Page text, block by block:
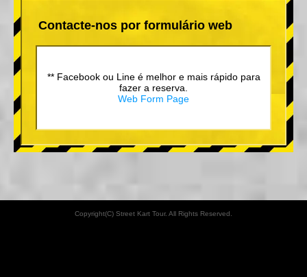
Contacte-nos por formulário web
** Facebook ou Line é melhor e mais rápido para
fazer a reserva.
Web Form Page
Copyright(C) Street Kart Tour. All Rights Reserved.